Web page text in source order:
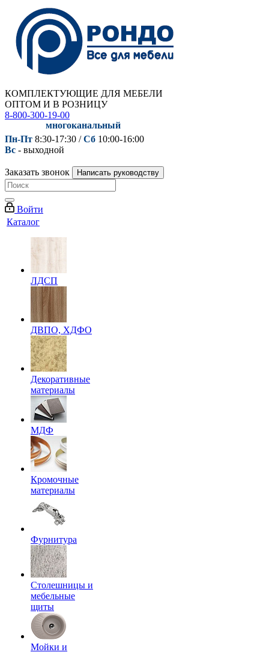
КОМПЛЕКТУЮЩИЕ ДЛЯ МЕБЕЛИ
ОПТОМ И В РОЗНИЦУ
8-800-300-19-00
многоканальный
Пн-Пт 8:30-17:30 /Сб 10:00-16:00
Вс - выходной
Заказать звонок Написать руководству
Войти
Каталог
ЛДСП
ДВПО, ХДФО
Декоративные
материалы
МДФ
Кромочные
материалы
Фурнитура
Столешницы и
мебельные
щиты
Мойки и